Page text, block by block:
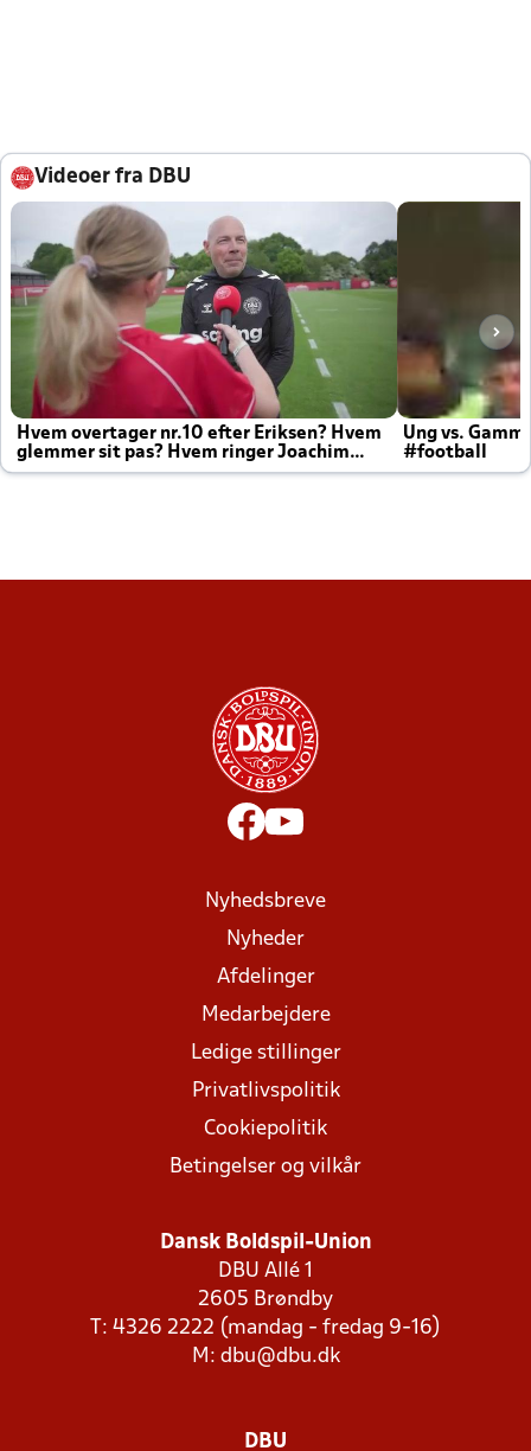
Videoer fra DBU
Hvem overtager nr.10 efter Eriksen? Hvem
glemmer sit pas? Hvem ringer Joachim
altid til efter kampe?
Ung vs.
#football
Nyhedsbreve
Nyheder
Afdelinger
Medarbejdere
Ledige stillinger
Privatlivspolitik
Cookiepolitik
Betingelser og vilkår
Dansk Boldspil-Union
DBU Allé 1
2605 Brøndby
T: 4326 2222 (mandag - fredag 9-16)
M: dbu@dbu.dk
DBU